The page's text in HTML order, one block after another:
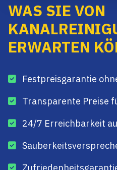
WAS SIE VON
ERWARTEN
Festpreisgarantie
Transparente Preise
24/7 Erreichbarkeit